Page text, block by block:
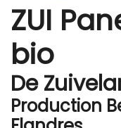
ZUI
bio
De
Production